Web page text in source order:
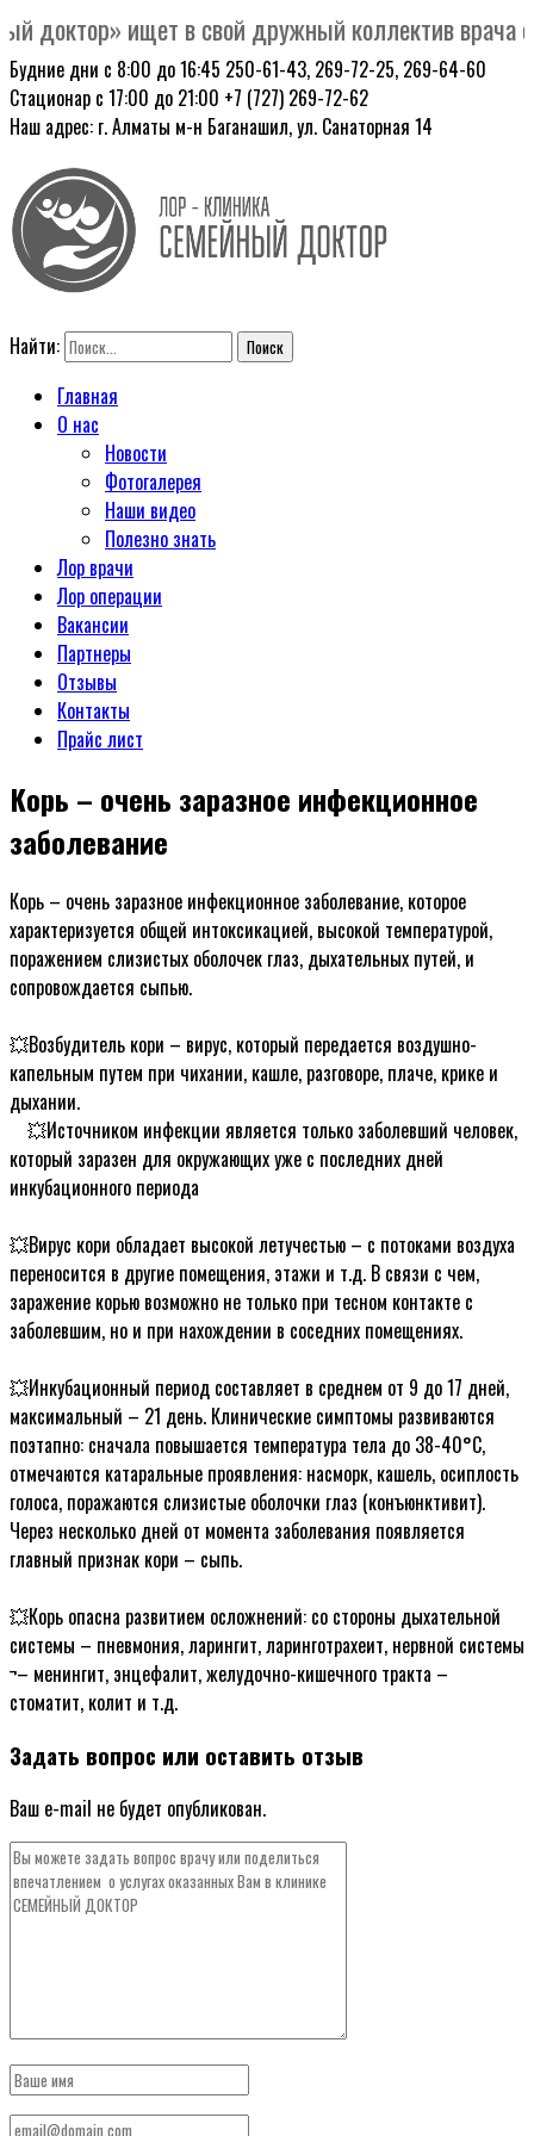
ищет в свой дружный коллектив врача
Будние дни с 8:00 до 16:45 250-61-43, 269-72-25, 269-64-60
Стационар с 17:00 до 21:00 +7 (727) 269-72-62
Наш адрес: г. Алматы м-н Баганашил, ул. Санаторная 14
Найти:
Главная
О нас
Новости
Фотогалерея
Наши видео
Полезно знать
Лор врачи
Лор операции
Вакансии
Партнеры
Отзывы
Контакты
Прайс лист
Корь – очень заразное инфекционное
заболевание
Корь – очень заразное инфекционное заболевание, которое
характеризуется общей интоксикацией, высокой температурой,
поражением слизистых оболочек глаз, дыхательных путей, и
сопровождается сыпью.
💥Возбудитель кори – вирус, который передается воздушно-
капельным путем при чихании, кашле, разговоре, плаче, крике и
дыхании.
ᅠ💥Источником инфекции является только заболевший человек,
который заразен для окружающих уже с последних дней
инкубационного периода
💥Вирус кори обладает высокой летучестью – с потоками воздуха
переносится в другие помещения, этажи и т.д. В связи с чем,
заражение корью возможно не только при тесном контакте с
заболевшим, но и при нахождении в соседних помещениях.
💥Инкубационный период составляет в среднем от 9 до 17 дней,
максимальный – 21 день. Клинические симптомы развиваются
поэтапно: сначала повышается температура тела до 38-40°С,
отмечаются катаральные проявления: насморк, кашель, осиплость
голоса, поражаются слизистые оболочки глаз (конъюнктивит).
Через несколько дней от момента заболевания появляется
главный признак кори – сыпь.
💥Корь опасна развитием осложнений: со стороны дыхательной
системы – пневмония, ларингит, ларинготрахеит, нервной системы
¬– менингит, энцефалит, желудочно-кишечного тракта –
стоматит, колит и т.д.
Задать вопрос или оставить отзыв
Ваш e-mail не будет опубликован.